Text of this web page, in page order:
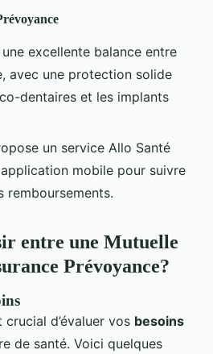
excellente balance entre
avec une protection solide
dentaires et les implants
un service Allo Santé
mobile pour suivre
remboursements.
entre une Mutuelle
Prévoyance?
d’évaluer vos besoins
de santé. Voici quelques